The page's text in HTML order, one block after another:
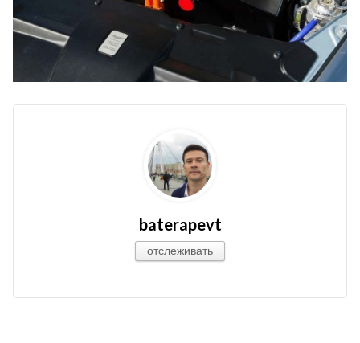
baterapevt
отслеживать